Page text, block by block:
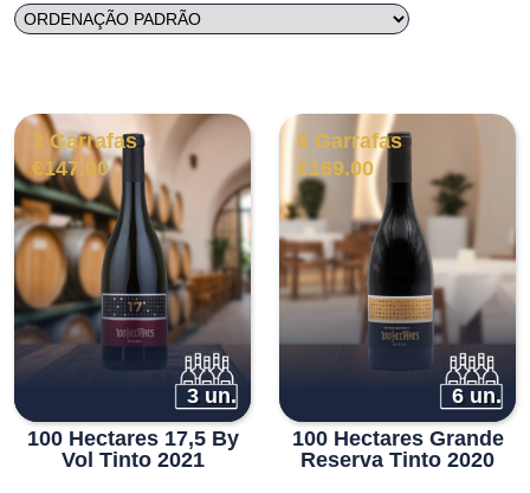
3 Garrafas
€147.00
3 un.
100 Hectares 17,5 By
Vol Tinto 2021
6 Garrafas
€169.00
6 un.
100 Hectares Grande
Reserva Tinto 2020